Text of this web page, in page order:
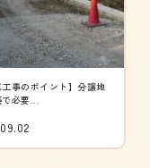
工事のポイント】分譲地
必要...